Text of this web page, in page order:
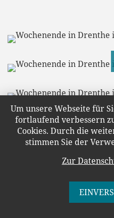
Auch in der interessanten
deutschsprachige
Um unsere Webseite für
fortlaufend verbessern
Cookies. Durch die
stimmen Sie der
Zur